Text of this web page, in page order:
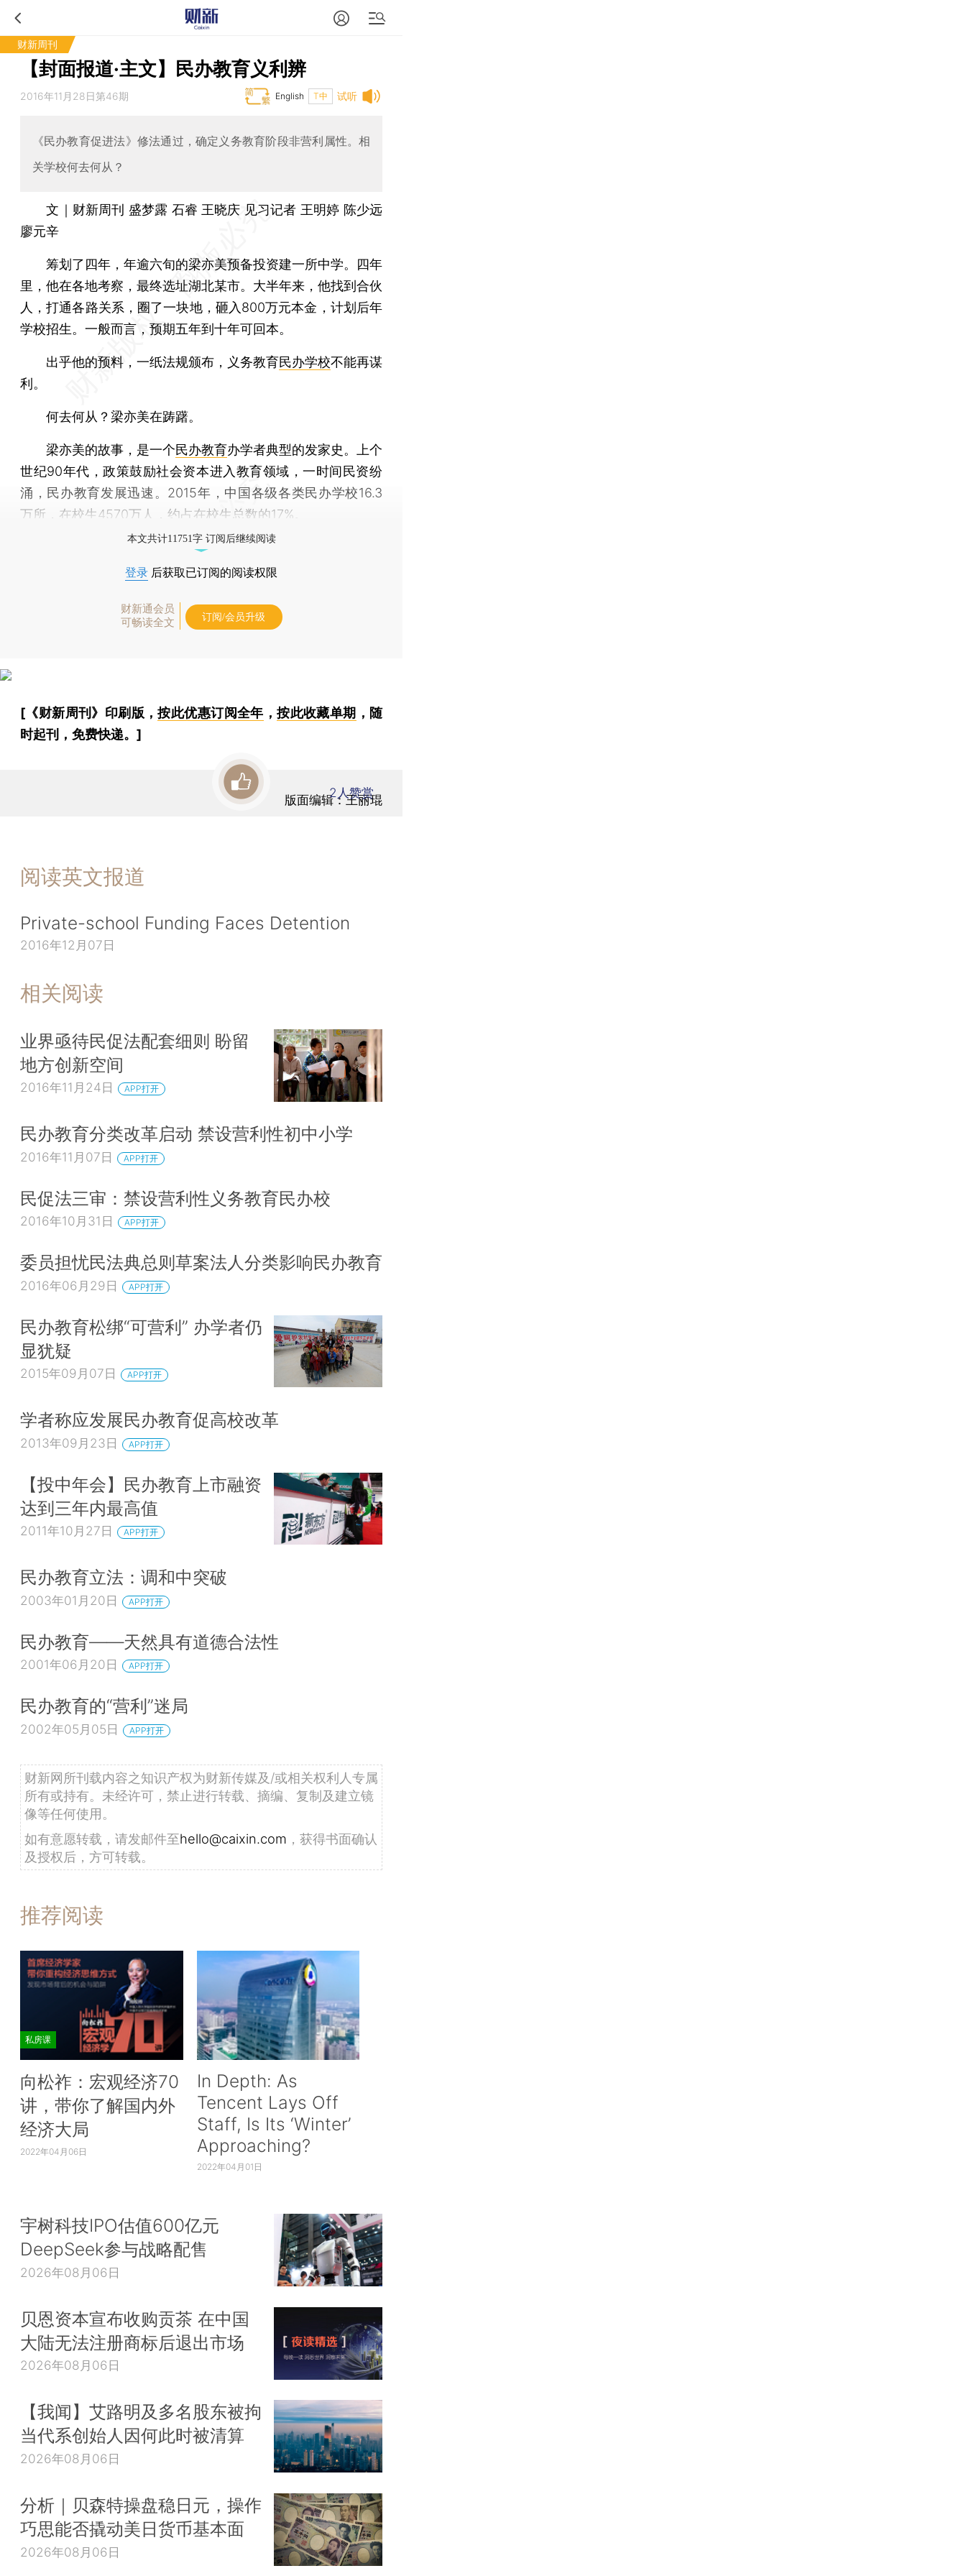
财新周刊
【封面报道·主文】民办教育义利辨
试听
2016年11月28日第46期 T中
English
《民办教育促进法》修法通过，确定义务教育阶段非营利属性。相
关学校何去何从？
文｜财新周刊 盛梦露 石睿 王晓庆 见习记者 王明婷 陈少远
廖元辛
筹划了四年，年逾六旬的梁亦美预备投资建一所中学。四年
里，他在各地考察，最终选址湖北某市。大半年来，他找到合伙
人，打通各路关系，圈了一块地，砸入800万元本金，计划后年
学校招生。一般而言，预期五年到十年可回本。
出乎他的预料，一纸法规颁布，义务教育民办学校不能再谋
利。
何去何从？梁亦美在踌躇。
梁亦美的故事，是一个民办教育办学者典型的发家史。上个
世纪90年代，政策鼓励社会资本进入教育领域，一时间民资纷
涌，民办教育发展迅速。2015年，中国各级各类民办学校16.3
万所，在校生4570万人，约占在校生总数的17%。
本文共计11751字 订阅后继续阅读
登录 后获取已订阅的阅读权限
财新通会员
可畅读全文
订阅/会员升级
[《财新周刊》印刷版，按此优惠订阅全年 ，按此收藏单期 ，随
时起刊，免费快递。]
版面编辑：王丽琨
2 人赞赏
阅读英文报道
Private-school Funding Faces Detention
2016年12月07日
相关阅读
业界亟待民促法配套细则 盼留
地方创新空间
2016年11月24日 APP打开
民办教育分类改革启动 禁设营利性初中小学
2016年11月07日 APP打开
民促法三审：禁设营利性义务教育民办校
2016年10月31日 APP打开
委员担忧民法典总则草案法人分类影响民办教育
2016年06月29日 APP打开
民办教育松绑“可营利” 办学者仍
显犹疑
2015年09月07日 APP打开
学者称应发展民办教育促高校改革
2013年09月23日 APP打开
【投中年会】民办教育上市融资
达到三年内最高值
2011年10月27日 APP打开
民办教育立法：调和中突破
2003年01月20日 APP打开
民办教育——天然具有道德合法性
2001年06月20日 APP打开
民办教育的“营利”迷局
2002年05月05日 APP打开
财新网所刊载内容之知识产权为财新传媒及/或相关权利人专属
所有或持有。未经许可，禁止进行转载、摘编、复制及建立镜
像等任何使用。
如有意愿转载，请发邮件至hello@caixin.com ，获得书面确认
及授权后，方可转载。
推荐阅读
私房课
向松祚：宏观经济70
讲，带你了解国内外
经济大局
2022年04月06日
In Depth: As
Tencent Lays Off
Staff, Is Its ‘Winter’
Approaching?
2022年04月01日
宇树科技IPO估值600亿元
DeepSeek参与战略配售
2026年08月06日
贝恩资本宣布收购贡茶 在中国
大陆无法注册商标后退出市场
2026年08月06日
【我闻】艾路明及多名股东被拘
当代系创始人因何此时被清算
2026年08月06日
分析｜贝森特操盘稳日元，操作
巧思能否撬动美日货币基本面
2026年08月06日